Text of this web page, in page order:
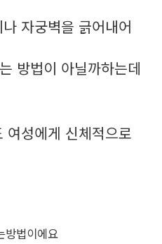
자궁벽을 긁어내어
방법이 아닐까하는데
여성에게 신체적으로
방법이에요